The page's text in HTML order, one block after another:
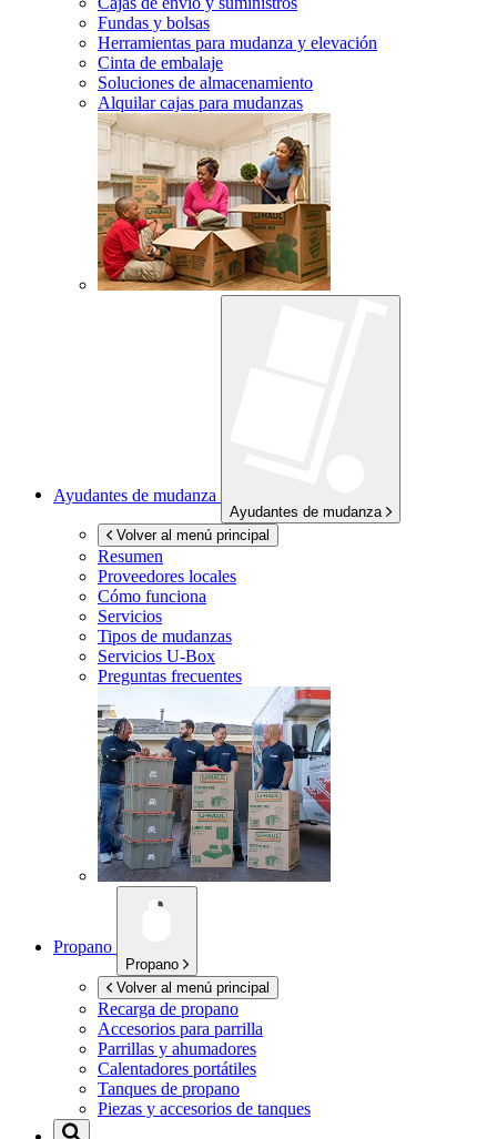
Fundas y bolsas
Herramientas para mudanza y elevación
Cinta de embalaje
Soluciones de almacenamiento
Alquilar cajas para mudanzas
Ayudantes de mudanza
Ayudantes de mudanza
Volver al menú principal
Resumen
Proveedores locales
Cómo funciona
Servicios
Tipos de mudanzas
Servicios U-Box
Preguntas frecuentes
Propano
Propano
Volver al menú principal
Recarga de propano
Accesorios para parrilla
Parrillas y ahumadores
Calentadores portátiles
Tanques de propano
Piezas y accesorios de tanques